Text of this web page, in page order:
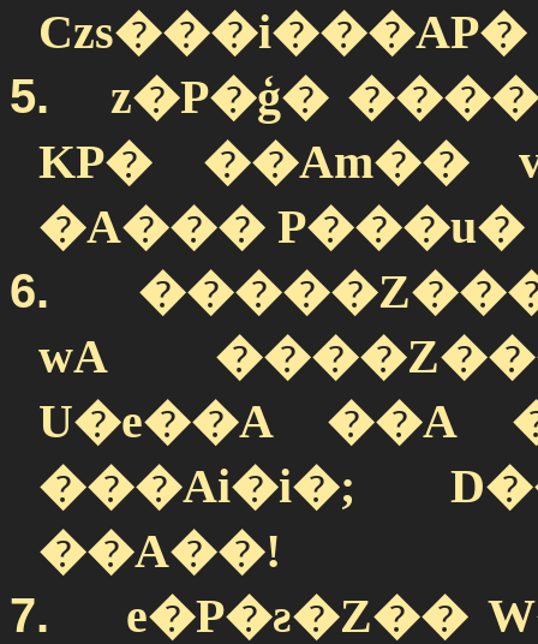
5.
z�P�ģ�
KP� ��Am��
�A��� P���u�
6.
�
wA
U�e��A ��A
���Ai�i�;
��A��!
7.
e�P�ƨ�Z��